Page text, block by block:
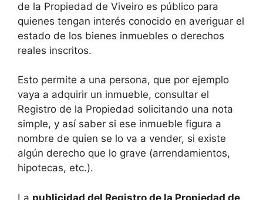
de la Propiedad de Viveiro es público para
quienes tengan interés conocido en averiguar el
estado de los bienes inmuebles o derechos
reales inscritos.
Esto permite a una persona, que por ejemplo
vaya a adquirir un inmueble, consultar el
Registro de la Propiedad solicitando una nota
simple, y así saber si ese inmueble figura a
nombre de quien se lo va a vender, si existe
algún derecho que lo grave (arrendamientos,
hipotecas, etc.).
La publicidad del Registro de la Propiedad de